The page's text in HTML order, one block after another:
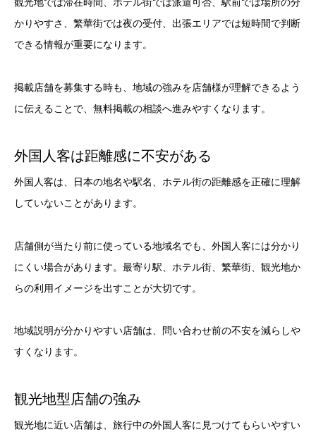
観光地では滞在時間、ホテル街では派遣可否、駅前では場所の分
かりやすさ、繁華街では夜の受付、出張エリアでは短時間で判断
できる情報が重要になります。
掲載店舗を募集する時も、地域の強みを店舗様が理解できるよう
に伝えることで、無料掲載の相談へ進みやすくなります。
外国人客は距離感に不安がある
外国人客は、日本の地名や駅名、ホテル街の距離感を正確に理解
していないことがあります。
店舗側が当たり前に使っている地域名でも、外国人客には分かり
にくい場合があります。最寄り駅、ホテル街、繁華街、観光地か
らの利用イメージを出すことが大切です。
地域説明が分かりやすい店舗は、問い合わせ前の不安を減らしや
すくなります。
観光地型店舗の強み
観光地に近い店舗は、旅行中の外国人客に見つけてもらいやすい